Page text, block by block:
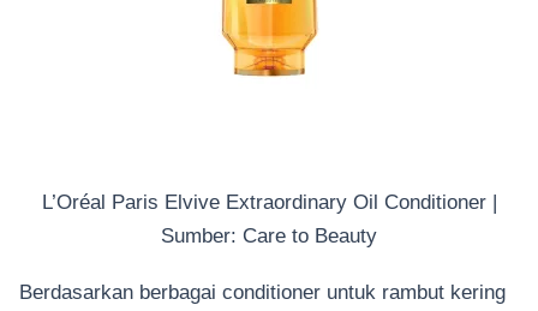
L’Oréal Paris Elvive Extraordinary Oil Conditioner |
Sumber: Care to Beauty
Berdasarkan berbagai conditioner untuk rambut kering